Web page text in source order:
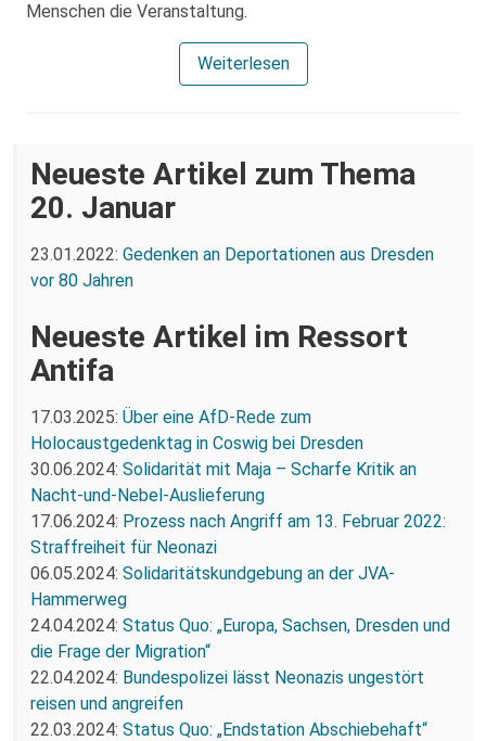
Menschen die Veranstaltung.
Weiterlesen
Neueste Artikel zum Thema
20. Januar
23.01.2022: Gedenken an Deportationen aus Dresden
vor 80 Jahren
Neueste Artikel im Ressort
Antifa
17.03.2025: Über eine AfD-Rede zum
Holocaustgedenktag in Coswig bei Dresden
30.06.2024: Solidarität mit Maja – Scharfe Kritik an
Nacht-und-Nebel-Auslieferung
17.06.2024: Prozess nach Angriff am 13. Februar 2022:
Straffreiheit für Neonazi
06.05.2024: Solidaritätskundgebung an der JVA-
Hammerweg
24.04.2024: Status Quo: „Europa, Sachsen, Dresden und
die Frage der Migration“
22.04.2024: Bundespolizei lässt Neonazis ungestört
reisen und angreifen
22.03.2024: Status Quo: „Endstation Abschiebehaft“